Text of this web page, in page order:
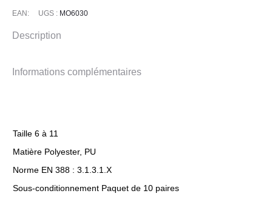
EAN: UGS : MO6030
Description
Informations complémentaires
Taille 6 à 11
Matière Polyester, PU
Norme EN 388 : 3.1.3.1.X
Sous-conditionnement Paquet de 10 paires